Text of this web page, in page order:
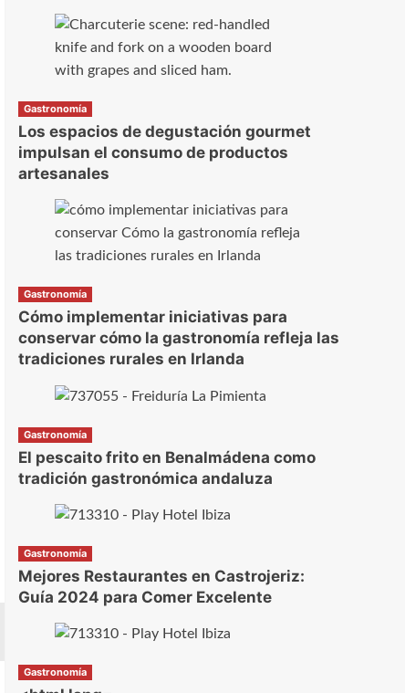
Gastronomía
Los espacios de degustación gourmet
impulsan el consumo de productos
artesanales
Gastronomía
Cómo implementar iniciativas para
conservar cómo la gastronomía refleja las
tradiciones rurales en Irlanda
Gastronomía
El pescaito frito en Benalmádena como
tradición gastronómica andaluza
Gastronomía
Mejores Restaurantes en Castrojeriz:
Guía 2024 para Comer Excelente
Gastronomía